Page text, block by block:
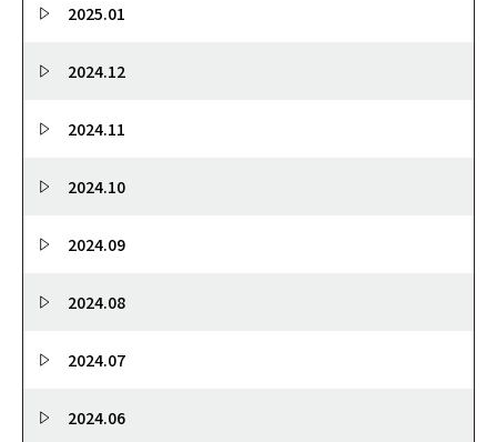
2025.01
2024.12
2024.11
2024.10
2024.09
2024.08
2024.07
2024.06